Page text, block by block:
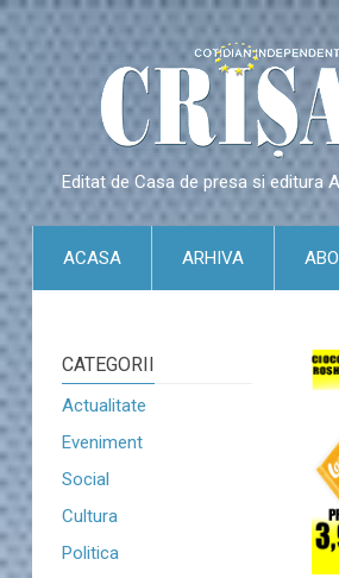
Editat de Casa de presa si editura
ACASA ARHIVA
CATEGORII
Actualitate
Eveniment
Social
Cultura
Politica